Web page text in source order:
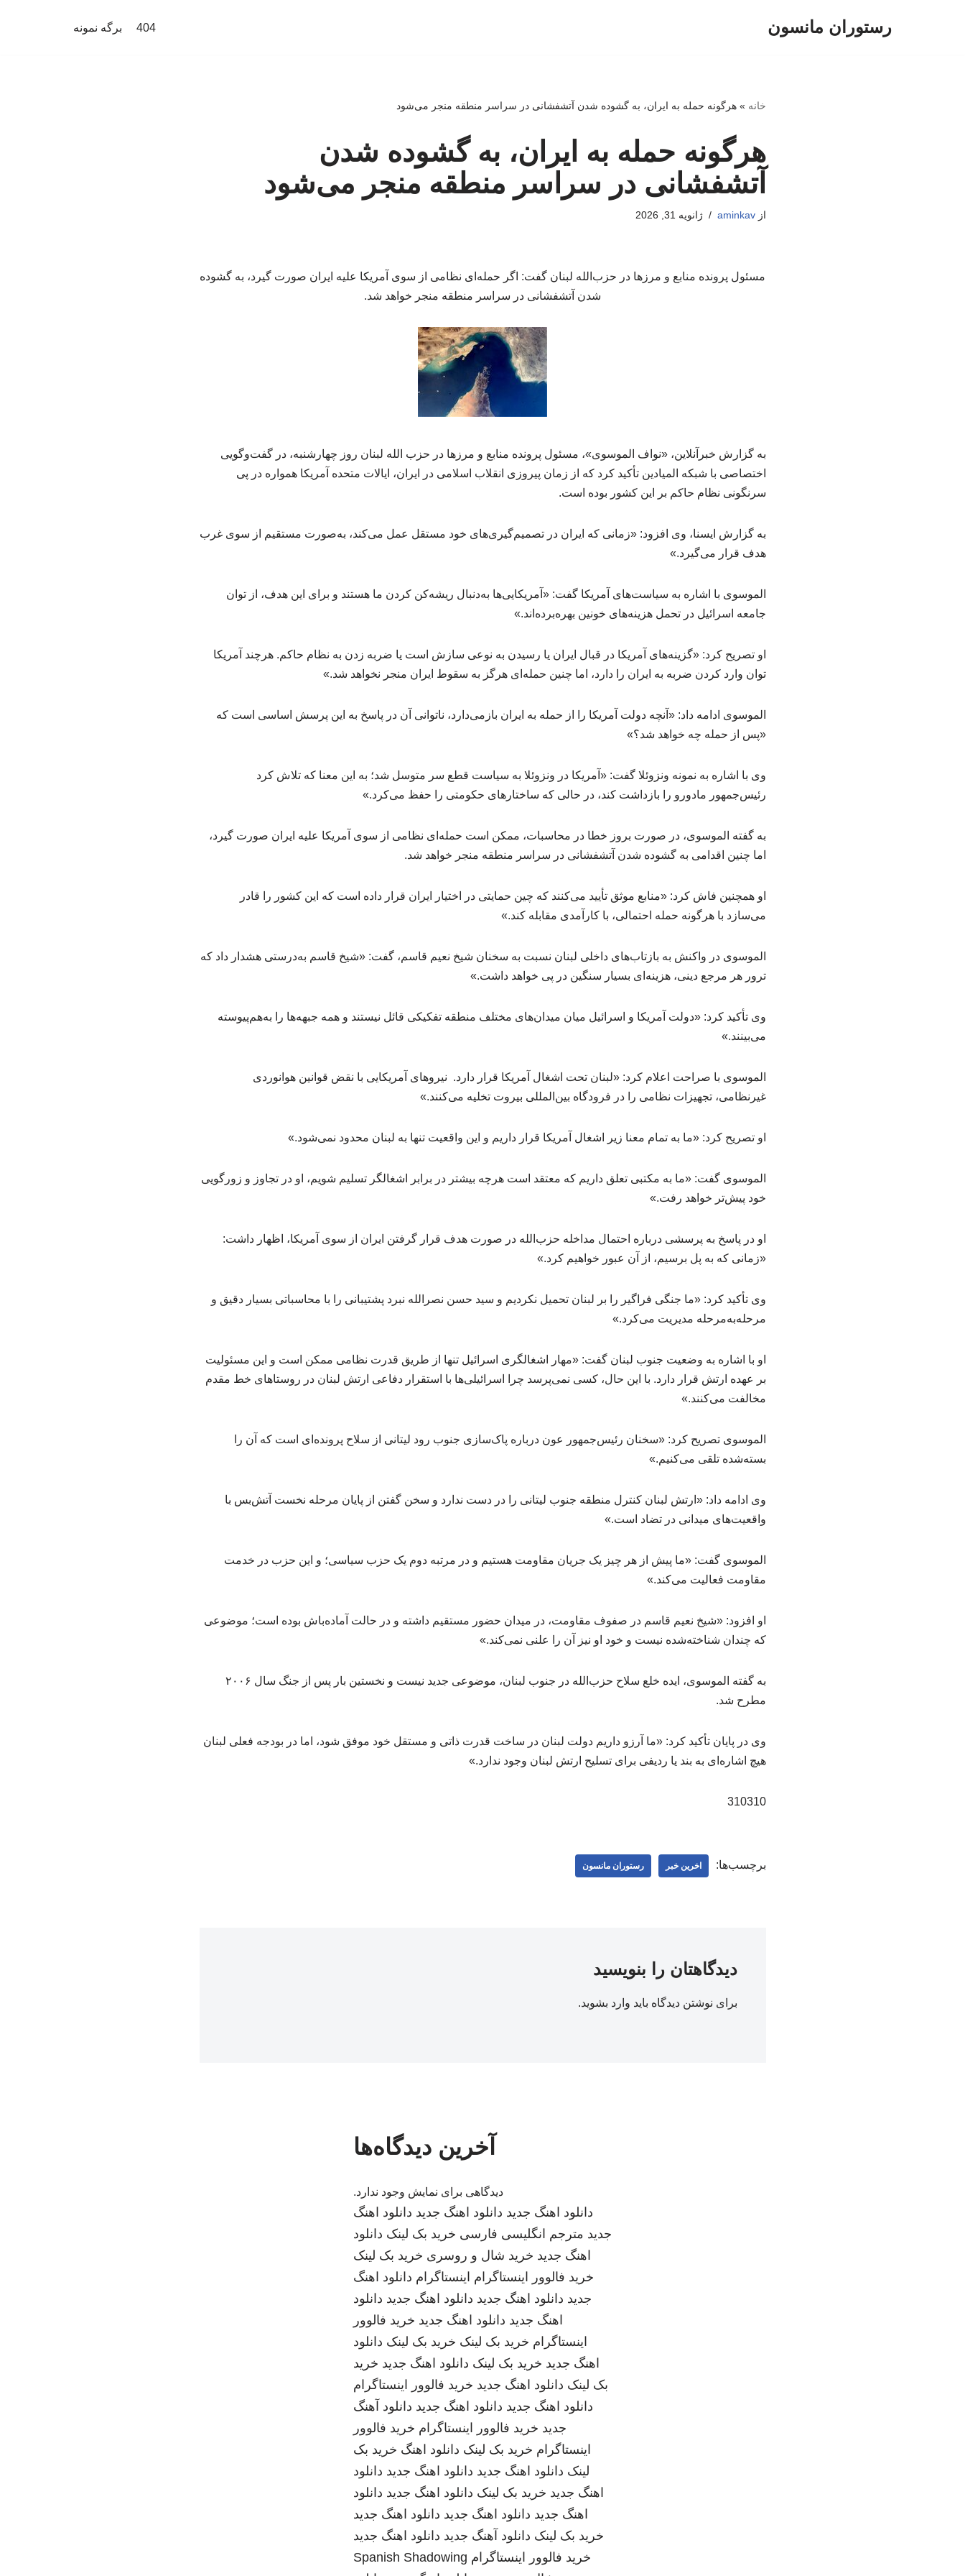
رستوران مانسون 404 برگه نمونه
خانه »هرگونه حمله به ایران، به گشوده شدن آتشفشانی در سراسر منطقه منجر می‌شود
هرگونه حمله به ایران، به گشوده شدن
آتشفشانی در سراسر منطقه منجر می‌شود
ازaminkav ژانویه 31, 2026
مسئول پرونده منابع و مرزها در حزب‌الله لبنان گفت: اگر حمله‌ای نظامی از سوی آمریکا علیه ایران صورت گیرد، به گشوده
شدن آتشفشانی در سراسر منطقه منجر خواهد شد.
به گزارش خبرآنلاین، «نواف الموسوی»، مسئول پرونده منابع و مرزها در حزب ‌الله لبنان روز چهارشنبه، در گفت‌وگویی
اختصاصی با شبکه المیادین تأکید کرد که از زمان پیروزی انقلاب اسلامی در ایران، ایالات متحده آمریکا همواره در پی
سرنگونی نظام حاکم بر این کشور بوده است.
به گزارش ایسنا، وی افزود: «زمانی که ایران در تصمیم‌گیری‌های خود مستقل عمل می‌کند، به‌صورت مستقیم از سوی غرب
هدف قرار می‌گیرد.»
الموسوی با اشاره به سیاست‌های آمریکا گفت: «آمریکایی‌ها به‌دنبال ریشه‌کن کردن ما هستند و برای این هدف، از توان
جامعه اسرائیل در تحمل هزینه‌های خونین بهره‌برده‌اند.»
او تصریح کرد: «گزینه‌های آمریکا در قبال ایران یا رسیدن به نوعی سازش است یا ضربه زدن به نظام حاکم. هرچند آمریکا
توان وارد کردن ضربه به ایران را دارد، اما چنین حمله‌ای هرگز به سقوط ایران منجر نخواهد شد.»
الموسوی ادامه داد: «آنچه دولت آمریکا را از حمله به ایران بازمی‌دارد، ناتوانی آن در پاسخ به این پرسش اساسی است که
«پس از حمله چه خواهد شد؟»
وی با اشاره به نمونه ونزوئلا گفت: «آمریکا در ونزوئلا به سیاست قطع سر متوسل شد؛ به این معنا که تلاش کرد
رئیس‌جمهور مادورو را بازداشت کند، در حالی که ساختارهای حکومتی را حفظ می‌کرد.»
به گفته الموسوی، در صورت بروز خطا در محاسبات، ممکن است حمله‌ای نظامی از سوی آمریکا علیه ایران صورت گیرد،
اما چنین اقدامی به گشوده شدن آتشفشانی در سراسر منطقه منجر خواهد شد.
او همچنین فاش کرد: «منابع موثق تأیید می‌کنند که چین حمایتی در اختیار ایران قرار داده است که این کشور را قادر
می‌سازد با هرگونه حمله احتمالی، با کارآمدی مقابله کند.»
الموسوی در واکنش به بازتاب‌های داخلی لبنان نسبت به سخنان شیخ نعیم قاسم، گفت: «شیخ قاسم به‌درستی هشدار داد که
ترور هر مرجع دینی، هزینه‌ای بسیار سنگین در پی خواهد داشت.»
وی تأکید کرد: «دولت آمریکا و اسرائیل میان میدان‌های مختلف منطقه تفکیکی قائل نیستند و همه جبهه‌ها را به‌هم‌پیوسته
می‌بینند.»
الموسوی با صراحت اعلام کرد: «لبنان تحت اشغال آمریکا قرار دارد. نیروهای آمریکایی با نقض قوانین هوانوردی
غیرنظامی، تجهیزات نظامی را در فرودگاه بین‌المللی بیروت تخلیه می‌کنند.»
او تصریح کرد: «ما به تمام معنا زیر اشغال آمریکا قرار داریم و این واقعیت تنها به لبنان محدود نمی‌شود.»
الموسوی گفت: «ما به مکتبی تعلق داریم که معتقد است هرچه بیشتر در برابر اشغالگر تسلیم شویم، او در تجاوز و زورگویی
خود پیش‌تر خواهد رفت.»
او در پاسخ به پرسشی درباره احتمال مداخله حزب‌الله در صورت هدف قرار گرفتن ایران از سوی آمریکا، اظهار داشت:
«زمانی که به پل برسیم، از آن عبور خواهیم کرد.»
وی تأکید کرد: «ما جنگی فراگیر را بر لبنان تحمیل نکردیم و سید حسن نصرالله نبرد پشتیبانی را با محاسباتی بسیار دقیق و
مرحله‌به‌مرحله مدیریت می‌کرد.»
او با اشاره به وضعیت جنوب لبنان گفت: «مهار اشغالگری اسرائیل تنها از طریق قدرت نظامی ممکن است و این مسئولیت
بر عهده ارتش قرار دارد. با این حال، کسی نمی‌پرسد چرا اسرائیلی‌ها با استقرار دفاعی ارتش لبنان در روستاهای خط مقدم
مخالفت می‌کنند.»
الموسوی تصریح کرد: «سخنان رئیس‌جمهور عون درباره پاک‌سازی جنوب رود لیتانی از سلاح پرونده‌ای است که آن را
بسته‌شده تلقی می‌کنیم.»
وی ادامه داد: «ارتش لبنان کنترل منطقه جنوب لیتانی را در دست ندارد و سخن گفتن از پایان مرحله نخست آتش‌بس با
واقعیت‌های میدانی در تضاد است.»
الموسوی گفت: «ما پیش از هر چیز یک جریان مقاومت هستیم و در مرتبه دوم یک حزب سیاسی؛ و این حزب در خدمت
مقاومت فعالیت می‌کند.»
او افزود: «شیخ نعیم قاسم در صفوف مقاومت، در میدان حضور مستقیم داشته و در حالت آماده‌باش بوده است؛ موضوعی
که چندان شناخته‌شده نیست و خود او نیز آن را علنی نمی‌کند.»
به گفته الموسوی، ایده خلع سلاح حزب‌الله در جنوب لبنان، موضوعی جدید نیست و نخستین بار پس از جنگ سال ۲۰۰۶
مطرح شد.
وی در پایان تأکید کرد: «ما آرزو داریم دولت لبنان در ساخت قدرت ذاتی و مستقل خود موفق شود، اما در بودجه فعلی لبنان
هیچ اشاره‌ای به بند یا ردیفی برای تسلیح ارتش لبنان وجود ندارد.»
310310
برچسب‌ها: اخرین خبر رستوران مانسون
دیدگاهتان را بنویسید
برای نوشتن دیدگاه باید وارد بشوید.
آخرین دیدگاه‌ها
دیدگاهی برای نمایش وجود ندارد.
دانلود اهنگ جدید دانلود اهنگ جدید دانلود اهنگ
جدید مترجم انگلیسی فارسی خرید بک لینک دانلود
اهنگ جدید خرید شال و روسری خرید بک لینک
خرید فالوور اینستاگرام اینستاگرام دانلود اهنگ
جدید دانلود اهنگ جدید دانلود اهنگ جدید دانلود
اهنگ جدید دانلود اهنگ جدید خرید فالوور
اینستاگرام خرید بک لینک خرید بک لینک دانلود
اهنگ جدید خرید بک لینک دانلود اهنگ جدید خرید
بک لینک دانلود اهنگ جدید خرید فالوور اینستاگرام
دانلود اهنگ جدید دانلود اهنگ جدید دانلود آهنگ
جدید خرید فالوور اینستاگرام خرید فالوور
اینستاگرام خرید بک لینک دانلود اهنگ خرید بک
لینک دانلود اهنگ جدید دانلود اهنگ جدید دانلود
اهنگ جدید خرید بک لینک دانلود اهنگ جدید دانلود
اهنگ جدید دانلود اهنگ جدید دانلود اهنگ جدید
خرید بک لینک دانلود آهنگ جدید دانلود اهنگ جدید
خرید فالوور اینستاگرام Spanish Shadowing